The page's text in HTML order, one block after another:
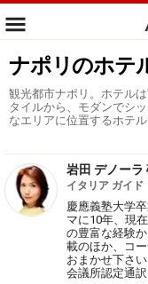
ナポリのホテ
観光都市ナポリ。ホテル
タイルから、モダンでシ
なエリアに位置するホテル
岩田 デノーラ
イタリア ガイド
慶應義塾大学
マに10年、現
の豊富な経験
載のほか、コ
おまかせ下さ
会議所認定通訳